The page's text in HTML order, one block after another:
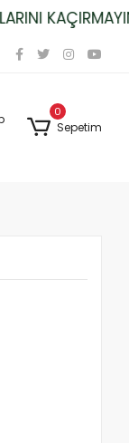
KAÇIRMAYIN!
0
Sepetim